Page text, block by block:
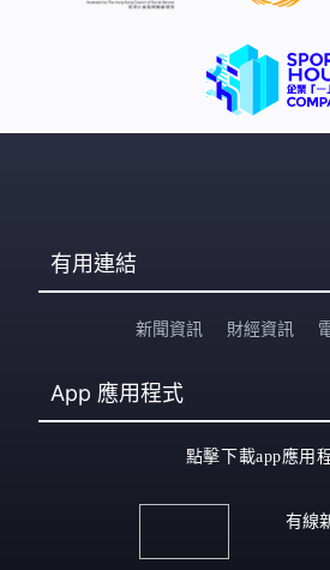
有用連結
新聞資訊 財經資訊
App 應用程式
點擊下載app應用
有線